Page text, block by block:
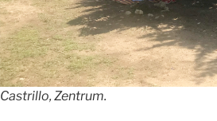
Castrillo, Zentrum.